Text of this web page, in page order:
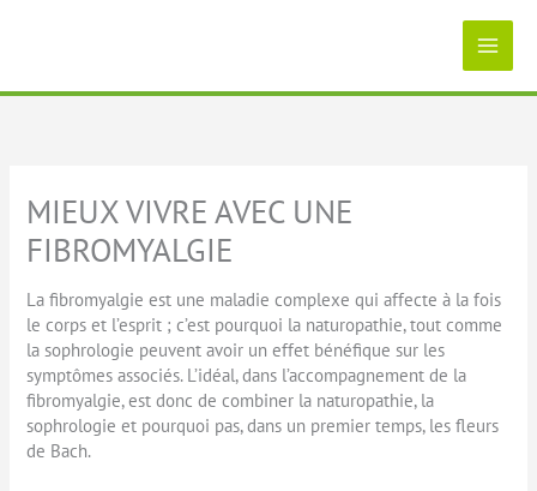
MIEUX VIVRE AVEC UNE
FIBROMYALGIE
La fibromyalgie est une maladie complexe qui affecte à la fois
le corps et l’esprit ; c’est pourquoi la naturopathie, tout comme
la sophrologie peuvent avoir un effet bénéfique sur les
symptômes associés. L’idéal, dans l’accompagnement de la
fibromyalgie, est donc de combiner la naturopathie, la
sophrologie et pourquoi pas, dans un premier temps, les fleurs
de Bach.